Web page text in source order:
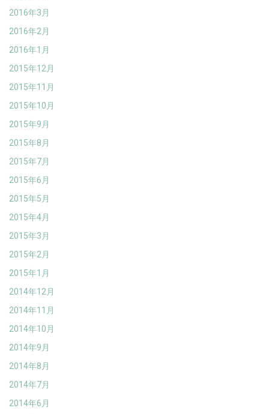
2016年3月
2016年2月
2016年1月
2015年12月
2015年11月
2015年10月
2015年9月
2015年8月
2015年7月
2015年6月
2015年5月
2015年4月
2015年3月
2015年2月
2015年1月
2014年12月
2014年11月
2014年10月
2014年9月
2014年8月
2014年7月
2014年6月